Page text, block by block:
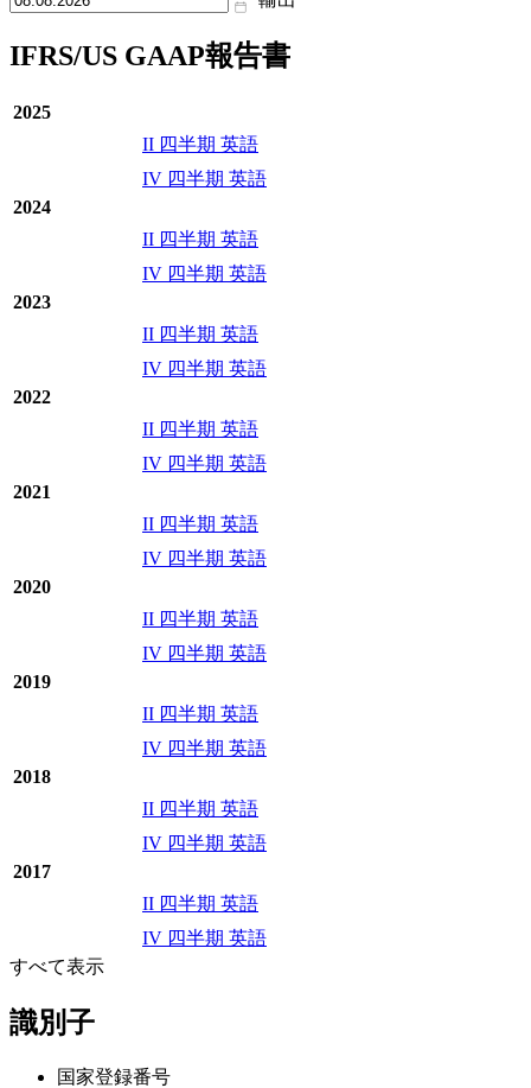
IFRS/US GAAP報告書
2025
II 四半期 英語
IV 四半期 英語
2024
II 四半期 英語
IV 四半期 英語
2023
II 四半期 英語
IV 四半期 英語
2022
II 四半期 英語
IV 四半期 英語
2021
II 四半期 英語
IV 四半期 英語
2020
II 四半期 英語
IV 四半期 英語
2019
II 四半期 英語
IV 四半期 英語
2018
II 四半期 英語
IV 四半期 英語
2017
II 四半期 英語
IV 四半期 英語
すべて表示
識別子
国家登録番号